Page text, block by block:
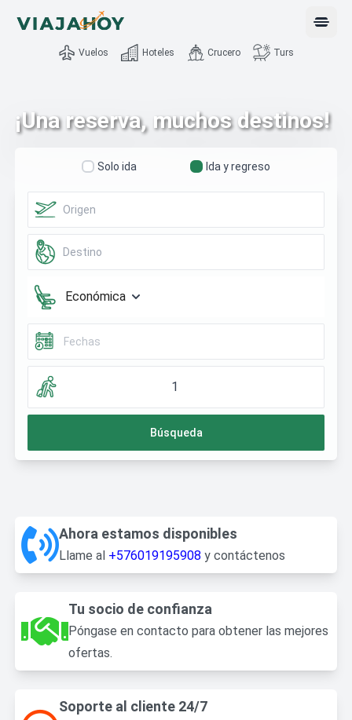
Open
Vuelos Hoteles Crucero Turs
¡Una reserva, muchos destinos!
Solo ida Ida y regreso
Económica
1
Búsqueda
Ahora estamos disponibles
Llame al +576019195908y contáctenos
Tu socio de confianza
Póngase en contacto para obtener las mejores
ofertas.
Soporte al cliente 24/7